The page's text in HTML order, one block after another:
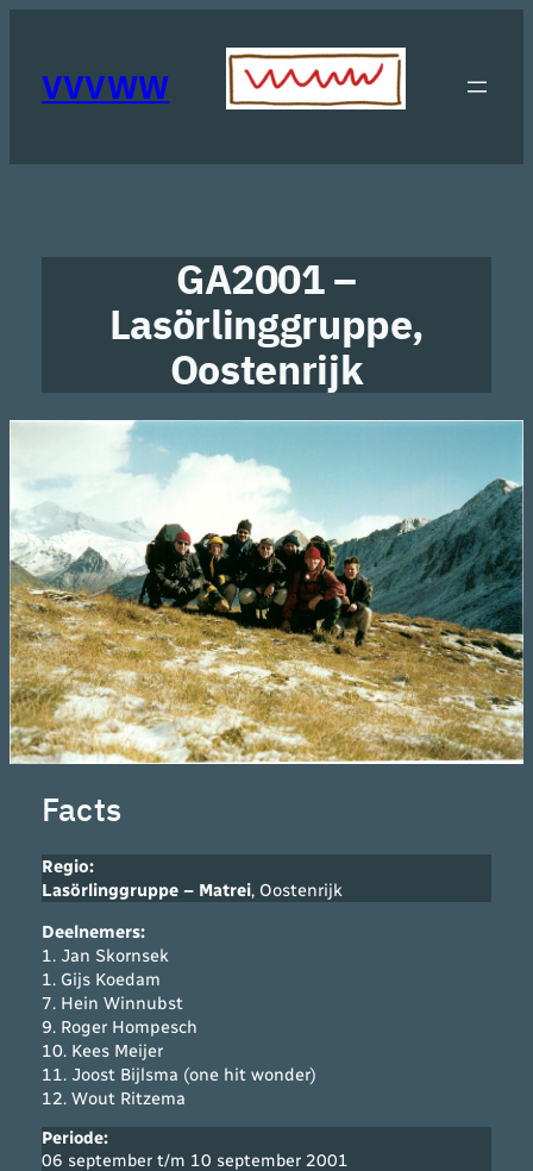
inhoudVVVWW
GA2001 –
Lasörlinggruppe,
Oostenrijk
Facts
Regio:
Lasörlinggruppe – Matrei, Oostenrijk
Deelnemers:
1. Jan Skornsek
1. Gijs Koedam
7. Hein Winnubst
9. Roger Hompesch
10. Kees Meijer
11. Joost Bijlsma (one hit wonder)
12. Wout Ritzema
Periode:
06 september t/m 10 september 2001